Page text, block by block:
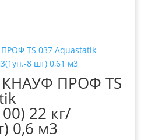
КНАУФ ПРОФ TS
22 кг/
0,6 м3